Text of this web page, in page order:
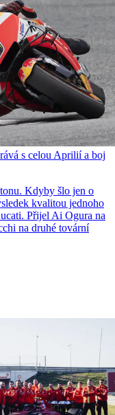
s celou Aprilií a boj
Kdyby šlo jen o
kvalitou jednoho
Přijel Ai Ogura na
na druhé tovární